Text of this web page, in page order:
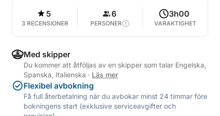
5
3 RECENSIONER
6
PERSONER
3h00
VARAKTIGHET
Med skipper
Du kommer att åtföljas av en skipper som talar Engelska,
Spanska, Italienska · Läs mer
Flexibel avbokning
Få full återbetalning när du avbokar minst 24 timmar före
bokningens start (exklusive serviceavgifter och